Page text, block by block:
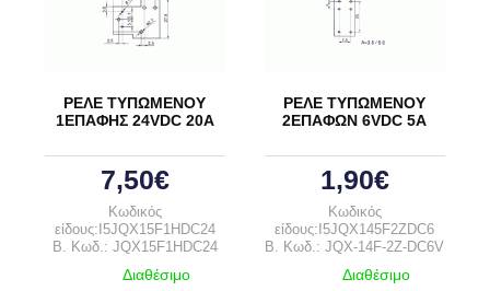
ΡΕΛΕ ΤΥΠΩΜΕΝΟΥ
1ΕΠΑΦΗΣ 24VDC 20A
7,50€
Κωδικός
είδους:I5JQX15F1HDC24
B. Κωδ.: JQX15F1HDC24
Διαθέσιμο
ΡΕΛΕ ΤΥΠΩΜΕΝΟΥ
2ΕΠΑΦΩΝ 6VDC 5A
1,90€
Κωδικός
είδους:I5JQX145F2ZDC6
B. Κωδ.: JQX-14F-2Z-DC6V
Διαθέσιμο